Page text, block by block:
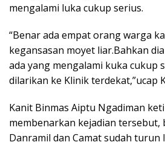
mengalami luka cukup serius.
“Benar ada empat orang warga
kegansasan moyet liar.Bahkan
ada yang mengalami kuka cukup
dilarikan ke Klinik terdekat,”ucap
Kanit Binmas Aiptu Ngadiman
membenarkan kejadian tersebut,
Danramil dan Camat sudah turun